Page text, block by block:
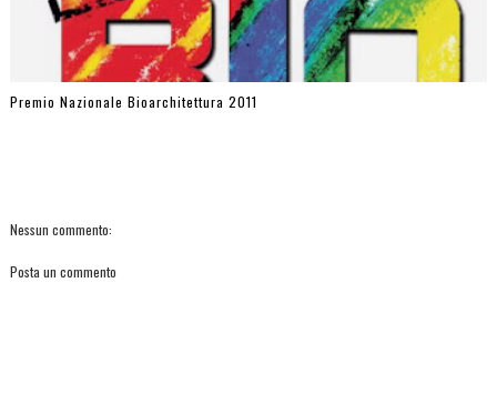
Premio Nazionale Bioarchitettura 2011
Nessun commento:
Posta un commento